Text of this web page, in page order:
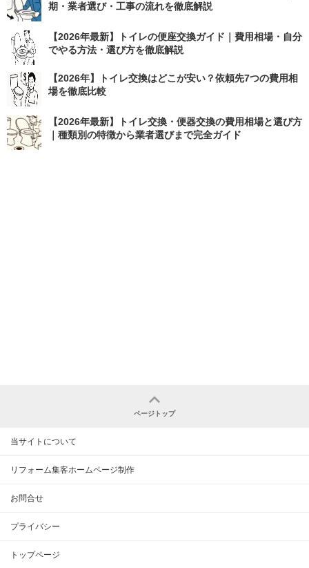
期・業者選び・工事の流れを徹底解説
【2026年最新】トイレの便座交換ガイド｜費用相場・自分
でやる方法・選び方を徹底解説
【2026年】トイレ交換はどこが安い？依頼先7つの費用相
場を徹底比較
【2026年最新】トイレ交換・便器交換の費用相場と選び方
｜種類別の特徴から業者選びまで完全ガイド
ページトップ
当サイトについて
リフォーム集客ホームページ制作
お問合せ
プライバシー
トップページ